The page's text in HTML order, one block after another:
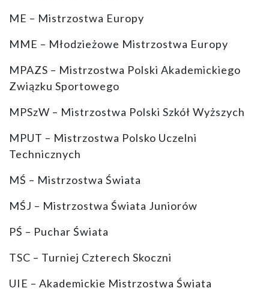
ME – Mistrzostwa Europy
MME – Młodzieżowe Mistrzostwa Europy
MPAZS – Mistrzostwa Polski Akademickiego
Związku Sportowego
MPSzW – Mistrzostwa Polski Szkół Wyższych
MPUT – Mistrzostwa Polsko Uczelni
Technicznych
MŚ – Mistrzostwa Świata
MŚJ – Mistrzostwa Świata Juniorów
PŚ – Puchar Świata
TSC – Turniej Czterech Skoczni
UIE – Akademickie Mistrzostwa Świata